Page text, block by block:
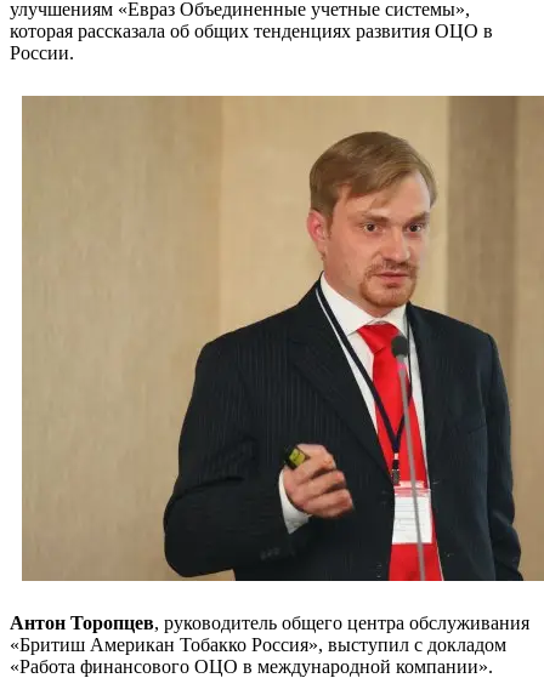
улучшениям «Евраз Объединенные учетные системы»,
которая рассказала об общих тенденциях развития ОЦО в
России.
Антон Торопцев, руководитель общего центра обслуживания
«Бритиш Американ Тобакко Россия», выступил с докладом
«Работа финансового ОЦО в международной компании».